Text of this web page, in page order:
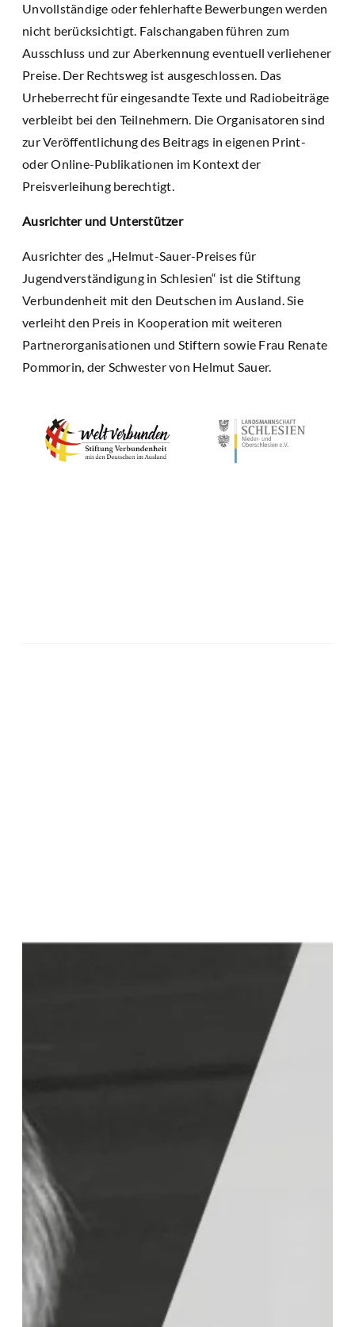
Unvollständige oder fehlerhafte Bewerbungen werden
nicht berücksichtigt. Falschangaben führen zum
Ausschluss und zur Aberkennung eventuell verliehener
Preise. Der Rechtsweg ist ausgeschlossen. Das
Urheberrecht für eingesandte Texte und Radiobeiträge
verbleibt bei den Teilnehmern. Die Organisatoren sind
zur Veröffentlichung des Beitrags in eigenen Print-
oder Online-Publikationen im Kontext der
Preisverleihung berechtigt.
Ausrichter und Unterstützer
Ausrichter des „Helmut-Sauer-Preises für
Jugendverständigung in Schlesien“ ist die Stiftung
Verbundenheit mit den Deutschen im Ausland. Sie
verleiht den Preis in Kooperation mit weiteren
Partnerorganisationen und Stiftern sowie Frau Renate
Pommorin, der Schwester von Helmut Sauer.